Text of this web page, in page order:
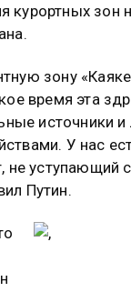
курортных зон
зону
время эта
источники
У нас
не
Путин.